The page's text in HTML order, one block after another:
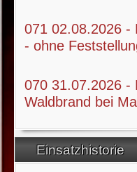
071 02.08.2026 -
- ohne
070 31.07.2026 -
Waldbrand bei
Einsatzhistorie